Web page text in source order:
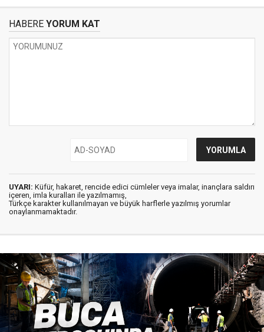
HABERE YORUM KAT
UYARI: Küfür, hakaret, rencide edici cümleler veya imalar, inançlara saldırı
içeren, imla kuralları ile yazılmamış,
Türkçe karakter kullanılmayan ve büyük harflerle yazılmış yorumlar
onaylanmamaktadır.